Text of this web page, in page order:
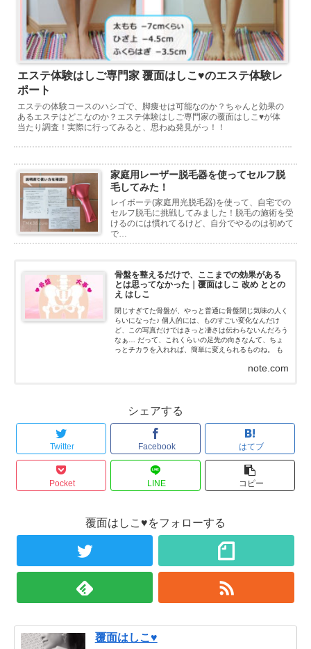
エステ体験はしご専門家 覆面はしこ♥のエステ体験レ
ポート
エステの体験コースのハシゴで、脚痩せは可能なのか？ちゃんと効果の
あるエステはどこなのか？エステ体験はしご専門家の覆面はしこ♥が体
当たり調査！実際に行ってみると、思わぬ発見がっ！！
家庭用レーザー脱毛器を使ってセルフ脱
毛してみた！
レイボーテ(家庭用光脱毛器)を使って、自宅での
セルフ脱毛に挑戦してみました！脱毛の施術を受
けるのには慣れてるけど、自分でやるのは初めて
で…
骨盤を整えるだけで、ここまでの効果がある
とは思ってなかった｜覆面はしこ 改め ととの
え はしこ
閉じすぎてた骨盤が、やっと普通に骨盤閉じ気味の人く
らいになった♪ 個人的には、ものすごい変化なんだけ
ど、この写真だけではきっと凄さは伝わらないんだろう
なぁ… だって、これくらいの足先の向きなんて、ちょ
っとチカラを入れれば、簡単に変えられるものね。 も
note.com
シェアする
Twitter Facebook はてブ
Pocket LINE コピー
覆面はしこ♥をフォローする
覆面はしこ♥